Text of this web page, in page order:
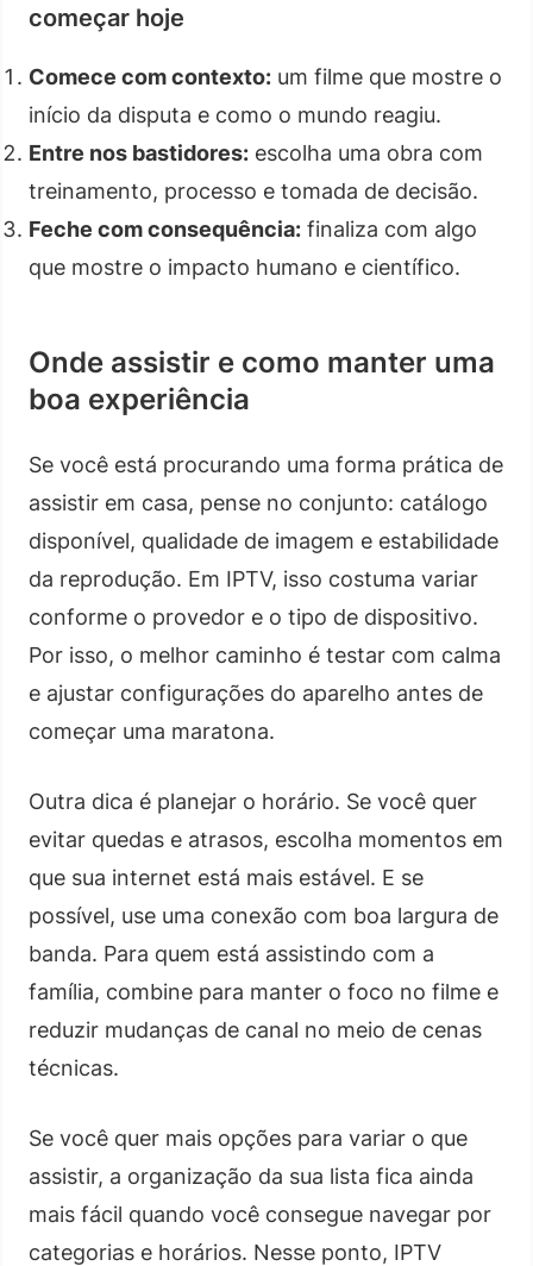
começar hoje
Comece com contexto: um filme que mostre o
início da disputa e como o mundo reagiu.
Entre nos bastidores: escolha uma obra com
treinamento, processo e tomada de decisão.
Feche com consequência: finaliza com algo
que mostre o impacto humano e científico.
Onde assistir e como manter uma
boa experiência
Se você está procurando uma forma prática de
assistir em casa, pense no conjunto: catálogo
disponível, qualidade de imagem e estabilidade
da reprodução. Em IPTV, isso costuma variar
conforme o provedor e o tipo de dispositivo.
Por isso, o melhor caminho é testar com calma
e ajustar configurações do aparelho antes de
começar uma maratona.
Outra dica é planejar o horário. Se você quer
evitar quedas e atrasos, escolha momentos em
que sua internet está mais estável. E se
possível, use uma conexão com boa largura de
banda. Para quem está assistindo com a
família, combine para manter o foco no filme e
reduzir mudanças de canal no meio de cenas
técnicas.
Se você quer mais opções para variar o que
assistir, a organização da sua lista fica ainda
mais fácil quando você consegue navegar por
categorias e horários. Nesse ponto, IPTV